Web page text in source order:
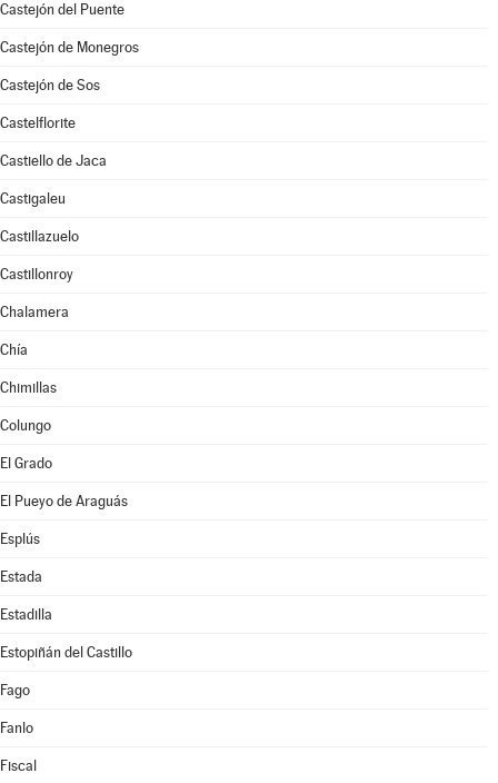
Castejón del Puente
Castejón de Monegros
Castejón de Sos
Castelflorite
Castiello de Jaca
Castigaleu
Castillazuelo
Castillonroy
Chalamera
Chía
Chimillas
Colungo
El Grado
El Pueyo de Araguás
Esplús
Estada
Estadilla
Estopiñán del Castillo
Fago
Fanlo
Fiscal